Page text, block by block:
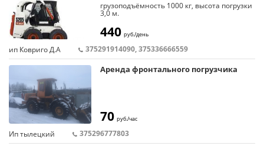
грузоподъёмность 1000 кг, высота погрузки
3,0 м.
смена 440р доставка
бурение свай от 9руб
440 руб./день
ип Ковриго Д.А 375291914090, 375336666559
Аренда фронтального погрузчика
70 руб./час
Ип тылецкий 375296777803